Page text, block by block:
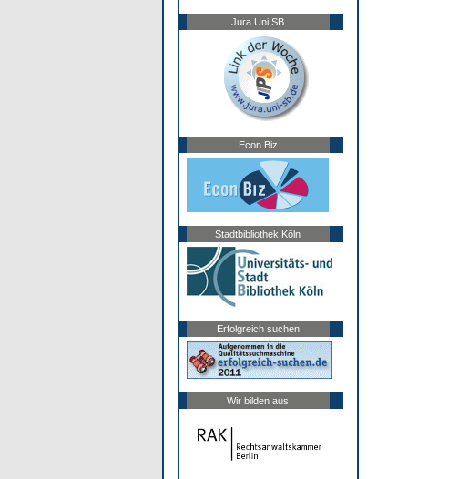
Jura Uni SB
Econ Biz
Stadtbibliothek Köln
Erfolgreich suchen
Wir bilden aus